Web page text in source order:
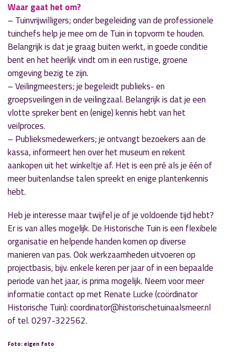
Waar gaat het om?
– Tuinvrijwilligers; onder begeleiding van de professionele
tuinchefs help je mee om de Tuin in topvorm te houden.
Belangrijk is dat je graag buiten werkt, in goede conditie
bent en het heerlijk vindt om in een rustige, groene
omgeving bezig te zijn.
– Veilingmeesters; je begeleidt publieks- en
groepsveilingen in de veilingzaal. Belangrijk is dat je een
vlotte spreker bent en (enige) kennis hebt van het
veilproces.
– Publieksmedewerkers; je ontvangt bezoekers aan de
kassa, informeert hen over het museum en rekent
aankopen uit het winkeltje af. Het is een pré als je één of
meer buitenlandse talen spreekt en enige plantenkennis
hebt.
Heb je interesse maar twijfel je of je voldoende tijd hebt?
Er is van alles mogelijk. De Historische Tuin is een flexibele
organisatie en helpende handen komen op diverse
manieren van pas. Ook werkzaamheden uitvoeren op
projectbasis, bijv. enkele keren per jaar of in een bepaalde
periode van het jaar, is prima mogelijk. Neem voor meer
informatie contact op met Renate Lucke (coördinator
Historische Tuin): coordinator@historischetuinaalsmeer.nl
of tel. 0297-322562.
Foto: eigen foto